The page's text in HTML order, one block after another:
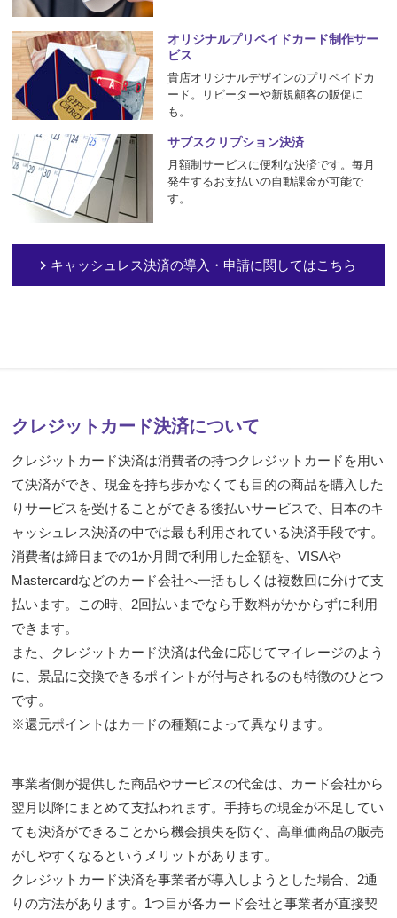
オリジナルプリペイドカード制作サー
ビス
貴店オリジナルデザインのプリペイドカ
ード。リピーターや新規顧客の販促に
も。
サブスクリプション決済
月額制サービスに便利な決済です。毎月
発生するお支払いの自動課金が可能で
す。
キャッシュレス決済の導入・申請に関してはこちら
クレジットカード決済について
クレジットカード決済は消費者の持つクレジットカードを用い
て決済ができ、現金を持ち歩かなくても目的の商品を購入した
りサービスを受けることができる後払いサービスで、日本のキ
ャッシュレス決済の中では最も利用されている決済手段です。
消費者は締日までの1か月間で利用した金額を、VISAや
Mastercardなどのカード会社へ一括もしくは複数回に分けて支
払います。この時、2回払いまでなら手数料がかからずに利用
できます。
また、クレジットカード決済は代金に応じてマイレージのよう
に、景品に交換できるポイントが付与されるのも特徴のひとつ
です。
※還元ポイントはカードの種類によって異なります。
事業者側が提供した商品やサービスの代金は、カード会社から
翌月以降にまとめて支払われます。手持ちの現金が不足してい
ても決済ができることから機会損失を防ぐ、高単価商品の販売
がしやすくなるというメリットがあります。
クレジットカード決済を事業者が導入しようとした場合、2通
りの方法があります。1つ目が各カード会社と事業者が直接契